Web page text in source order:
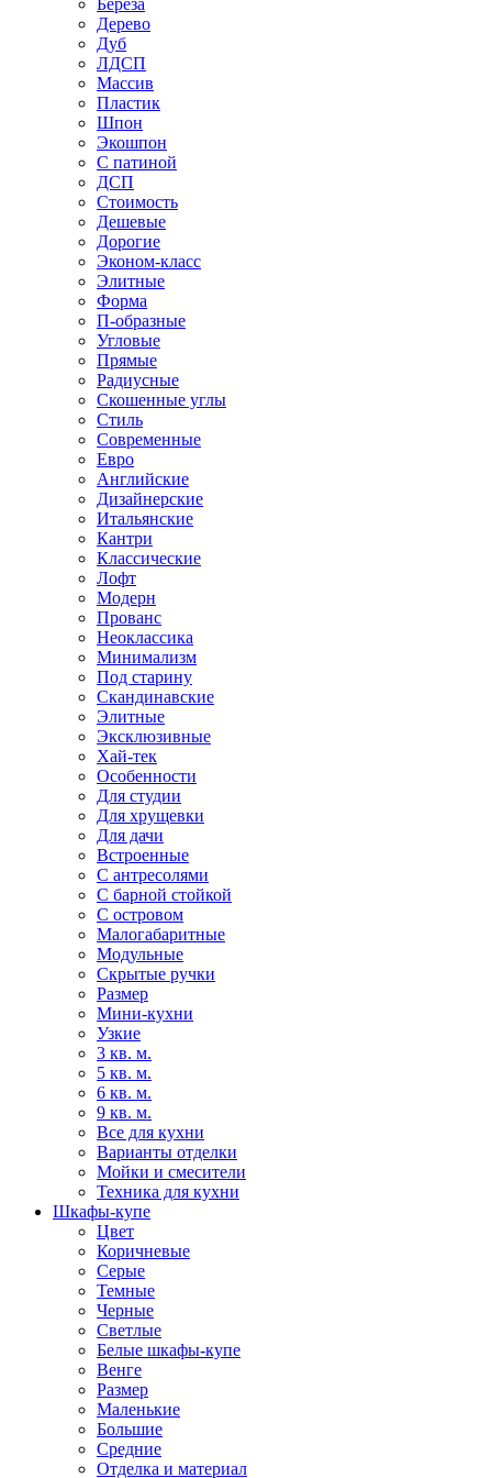
Береза
Дерево
Дуб
ЛДСП
Массив
Пластик
Шпон
Экошпон
С патиной
ДСП
Стоимость
Дешевые
Дорогие
Эконом-класс
Элитные
Форма
П-образные
Угловые
Прямые
Радиусные
Скошенные углы
Стиль
Современные
Евро
Английские
Дизайнерские
Итальянские
Кантри
Классические
Лофт
Модерн
Прованс
Неоклассика
Минимализм
Под старину
Скандинавские
Элитные
Эксклюзивные
Хай-тек
Особенности
Для студии
Для хрущевки
Для дачи
Встроенные
С антресолями
С барной стойкой
С островом
Малогабаритные
Модульные
Скрытые ручки
Размер
Мини-кухни
Узкие
3 кв. м.
5 кв. м.
6 кв. м.
9 кв. м.
Все для кухни
Варианты отделки
Мойки и смесители
Техника для кухни
Шкафы-купе
Цвет
Коричневые
Серые
Темные
Черные
Светлые
Белые шкафы-купе
Венге
Размер
Маленькие
Большие
Средние
Отделка и материал